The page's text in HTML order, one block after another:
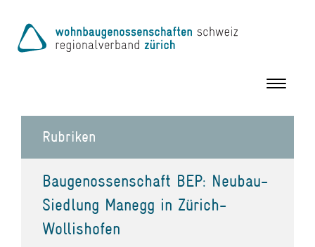
Toggle
Rubriken
Baugenossenschaft BEP: Neubau-
Siedlung Manegg in Zürich-
Wollishofen